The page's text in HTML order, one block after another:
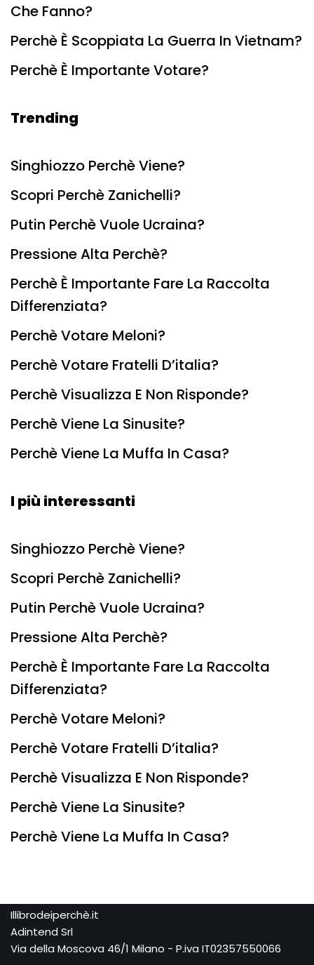
Che Fanno?
Perchè È Scoppiata La Guerra In Vietnam?
Perchè È Importante Votare?
Trending
Singhiozzo Perchè Viene?
Scopri Perchè Zanichelli?
Putin Perchè Vuole Ucraina?
Pressione Alta Perchè?
Perchè È Importante Fare La Raccolta
Differenziata?
Perchè Votare Meloni?
Perchè Votare Fratelli D’italia?
Perchè Visualizza E Non Risponde?
Perchè Viene La Sinusite?
Perchè Viene La Muffa In Casa?
I più interessanti
Singhiozzo Perchè Viene?
Scopri Perchè Zanichelli?
Putin Perchè Vuole Ucraina?
Pressione Alta Perchè?
Perchè È Importante Fare La Raccolta
Differenziata?
Perchè Votare Meloni?
Perchè Votare Fratelli D’italia?
Perchè Visualizza E Non Risponde?
Perchè Viene La Sinusite?
Perchè Viene La Muffa In Casa?
Illibrodeiperchè.it
Adintend Srl
Via della Moscova 46/1 Milano - P.iva IT02357550066